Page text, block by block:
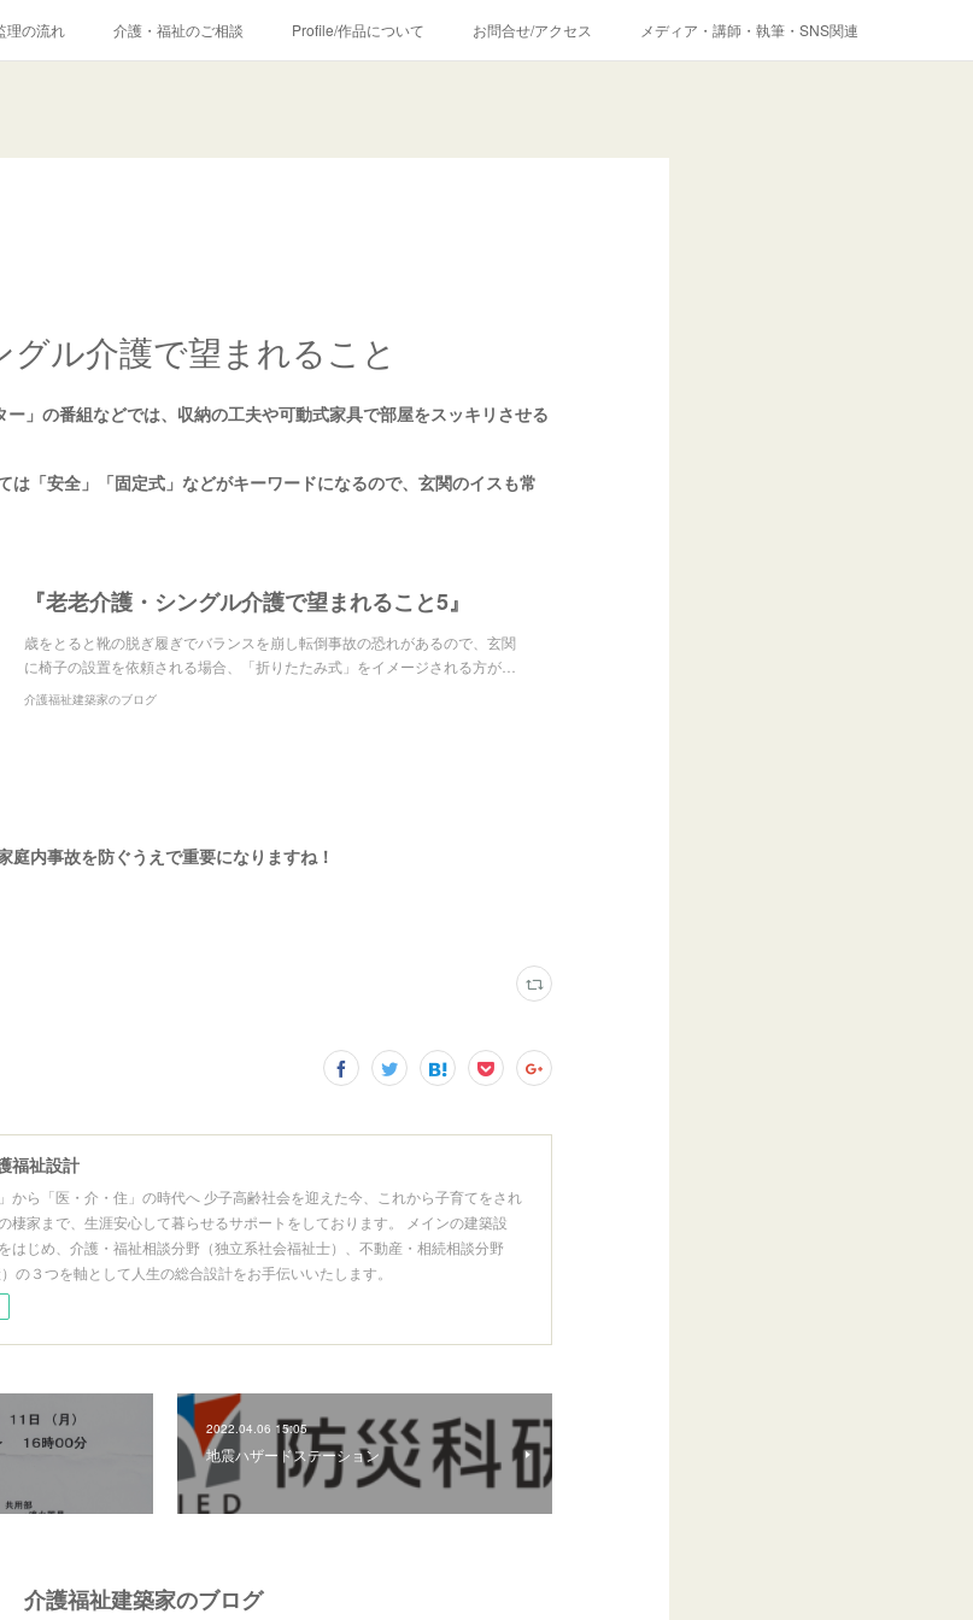
理の流れ 介護・福祉のご相談 Profile/作品について お問合せ/アクセス メディア・講師・執筆・SNS関連
グル介護で望まれること
ー」の番組などでは、収納の工夫や可動式家具で部屋をスッキリさせる
は「安全」「固定式」などがキーワードになるので、玄関のイスも常
『老老介護・シングル介護で望まれること5』
歳をとると靴の脱ぎ履ぎでバランスを崩し転倒事故の恐れがあるので、玄関
に椅子の設置を依頼される場合、「折りたたみ式」をイメージされる方が…
介護福祉建築家のブログ
庭内事故を防ぐうえで重要になりますね！
福祉設計
から「医・介・住」の時代へ 少子高齢社会を迎えた今、これから子育てをされ
棲家まで、生涯安心して暮らせるサポートをしております。 メインの建築設
はじめ、介護・福祉相談分野（独立系社会福祉士）、不動産・相続相談分野
）の３つを軸として人生の総合設計をお手伝いいたします。
2022.04.06 15:05
地震ハザードステーション
介護福祉建築家のブログ